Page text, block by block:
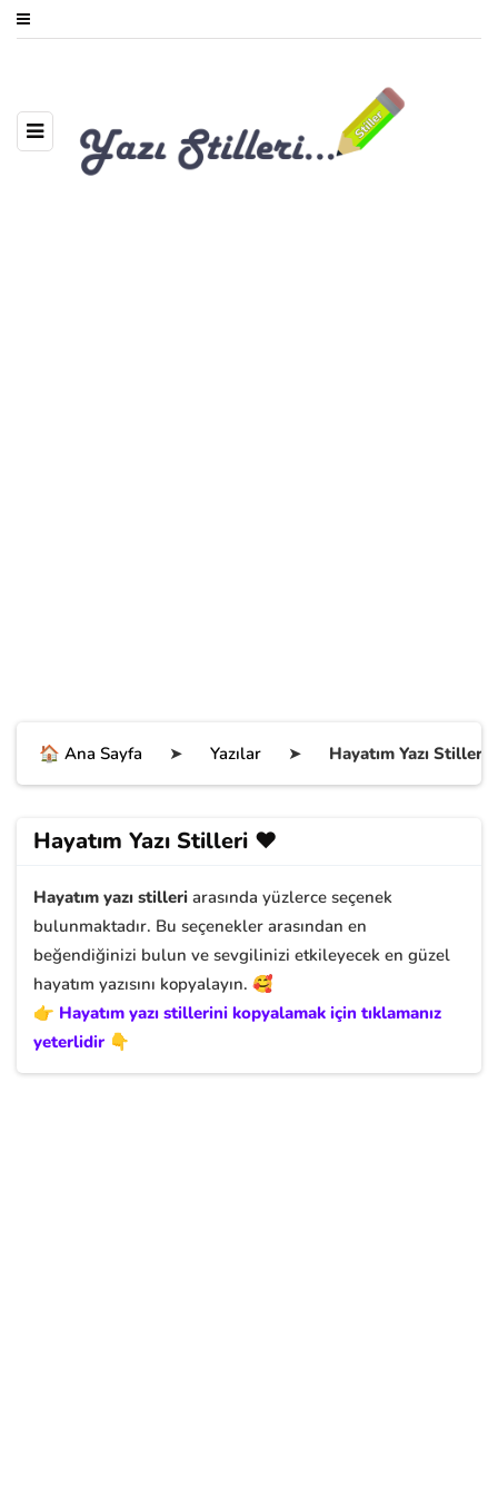
🏠 Ana Sayfa ➤ Yazılar ➤ Hayatım Yazı Stilleri
Hayatım Yazı Stilleri ❤️
Hayatım yazı stilleri arasında yüzlerce seçenek
bulunmaktadır. Bu seçenekler arasından en
beğendiğinizi bulun ve sevgilinizi etkileyecek en güzel
hayatım yazısını kopyalayın. 🥰
👉 Hayatım yazı stillerini kopyalamak için tıklamanız
yeterlidir 👇